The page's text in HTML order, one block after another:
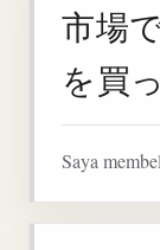
市場
を買
Saya